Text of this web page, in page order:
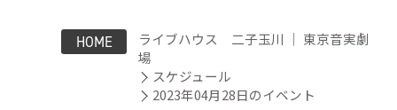
HOME
ライブハウス 二子玉川 ｜ 東京音実劇
場
スケジュール
2023年04月28日のイベント